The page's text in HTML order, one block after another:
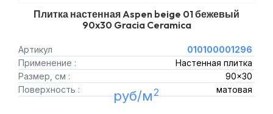
Плитка настенная Aspen beige 01 бежевый
90x30 Gracia Ceramica
Артикул
010100001296
Применение :
Настенная плитка
Размер, см :
90x30
Поверхность :
матовая
руб/м2